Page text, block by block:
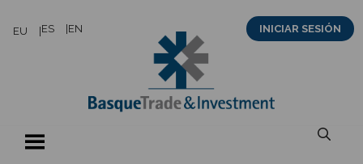
EU ES EN INICIAR SESIÓN